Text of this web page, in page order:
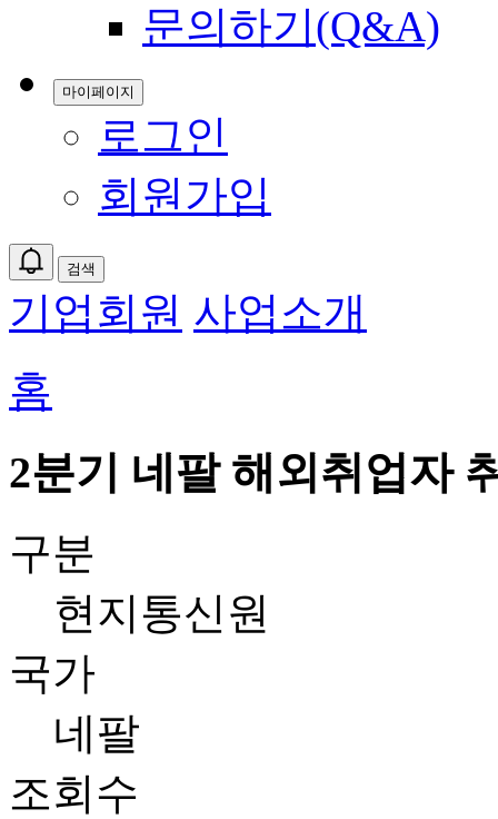
문의하기(Q&A)
마이페이지
로그인
회원가입
검색
기업회원 사업소개
홈
2분기 네팔 해외취업자
구분
현지통신원
국가
네팔
조회수